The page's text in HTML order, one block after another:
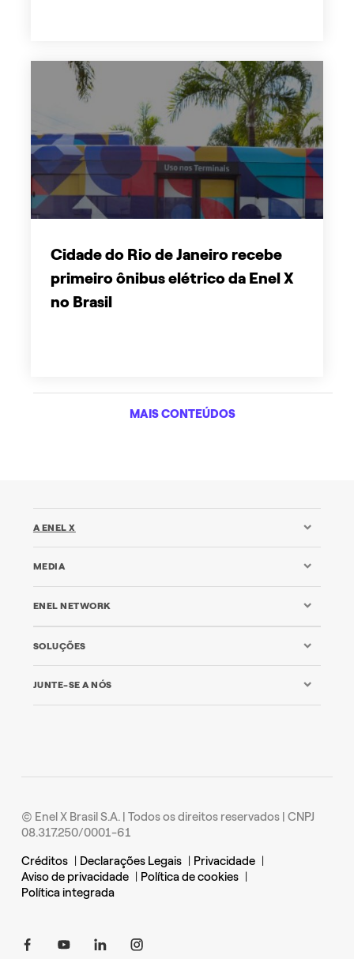
Cidade do Rio de Janeiro recebe
primeiro ônibus elétrico da Enel X
no Brasil
MAIS CONTEÚDOS
A ENEL X
MEDIA
ENEL NETWORK
SOLUÇÕES
JUNTE-SE A NÓS
© Enel X Brasil S.A. | Todos os direitos reservados | CNPJ
08.317.250/0001-61
Créditos | Declarações Legais | Privacidade |
Aviso de privacidade | Política de cookies |
Política integrada